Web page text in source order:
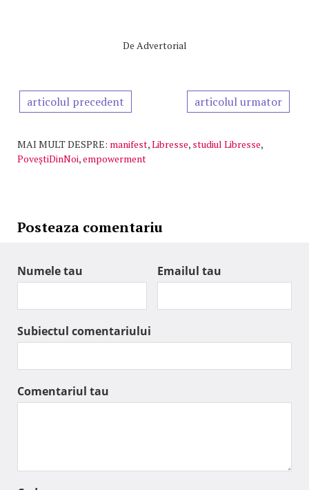
De Advertorial
articolul precedent articolul urmator
MAI MULT DESPRE: manifest,Libresse, studiul Libresse,
PoveștiDinNoi,empowerment
Posteaza comentariu
Numele tau Emailul tau
Subiectul comentariului
Comentariul tau